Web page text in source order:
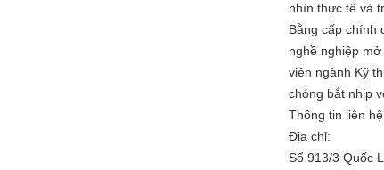
nhìn thực tế và
Bằng cấp chính
nghề nghiệp
viên ngành Kỹ
chóng bắt nhịp
Thông tin liên
Địa chỉ:
Số 913/3 Quốc